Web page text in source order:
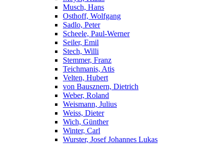
Musch, Hans
Osthoff, Wolfgang
Sadlo, Peter
Scheele, Paul-Werner
Seiler, Emil
Stech, Willi
Stemmer, Franz
Teichmanis, Atis
Velten, Hubert
von Bausznern, Dietrich
Weber, Roland
Weismann, Julius
Weiss, Dieter
Wich, Günther
Winter, Carl
Wurster, Josef Johannes Lukas